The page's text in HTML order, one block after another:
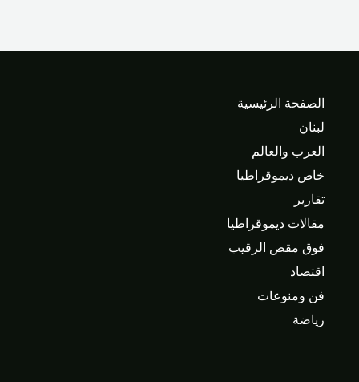
الصفحة الرئيسية
لبنان
العرب والعالم
خاص ديموقراطيا
تقارير
مقالات ديموقراطيا
فوق مقص الرقيب
اقتصاد
فن ومنوعات
رياضة